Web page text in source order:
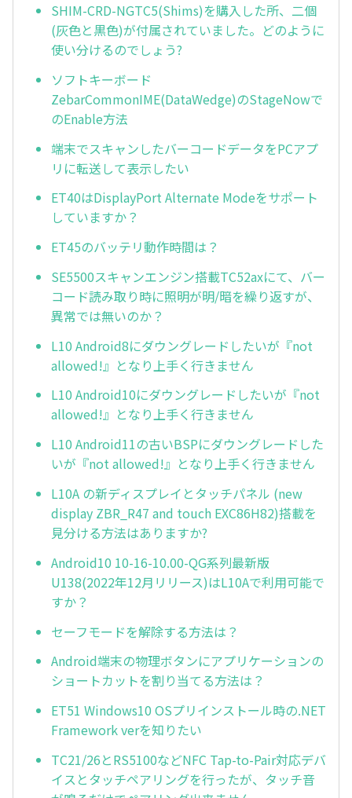
SHIM-CRD-NGTC5(Shims)を購入した所、二個
(灰色と黒色)が付属されていました。どのように
使い分けるのでしょう?
ソフトキーボード
ZebarCommonIME(DataWedge)のStageNowで
のEnable方法
端末でスキャンしたバーコードデータをPCアプ
リに転送して表示したい
ET40はDisplayPort Alternate Modeをサポート
していますか？
ET45のバッテリ動作時間は？
SE5500スキャンエンジン搭載TC52axにて、バー
コード読み取り時に照明が明/暗を繰り返すが、
異常では無いのか？
L10 Android8にダウングレードしたいが『not
allowed!』となり上手く行きません
L10 Android10にダウングレードしたいが『not
allowed!』となり上手く行きません
L10 Android11の古いBSPにダウングレードした
いが『not allowed!』となり上手く行きません
L10A の新ディスプレイとタッチパネル (new
display ZBR_R47 and touch EXC86H82)搭載を
見分ける方法はありますか?
Android10 10-16-10.00-QG系列最新版
U138(2022年12月リリース)はL10Aで利用可能で
すか？
セーフモードを解除する方法は？
Android端末の物理ボタンにアプリケーションの
ショートカットを割り当てる方法は？
ET51 Windows10 OSプリインストール時の.NET
Framework verを知りたい
TC21/26とRS5100などNFC Tap-to-Pair対応デバ
イスとタッチペアリングを行ったが、タッチ音